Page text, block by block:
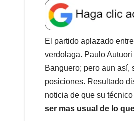
a
t
s
A
p
p
e
b
o
o
k
k
e
d
I
n
l
El partido aplazado
verdolaga. Paulo
Banguero; pero aun así,
posiciones. Resultado
noticia de que su
ser mas usual de lo